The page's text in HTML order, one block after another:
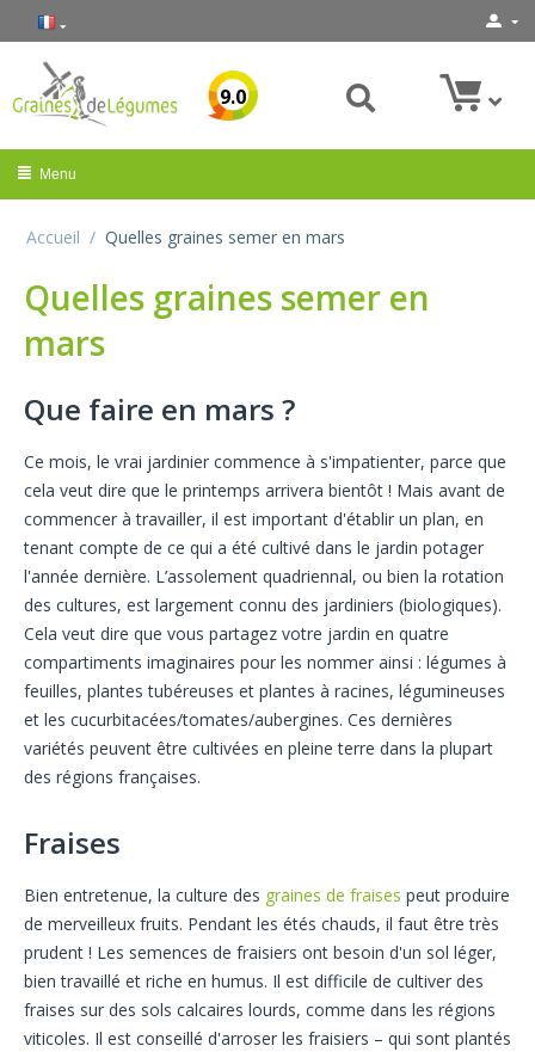
9.0
Menu
Accueil / Quelles graines semer en mars
Quelles graines semer en
mars
Que faire en mars ?
Ce mois, le vrai jardinier commence à s'impatienter, parce que
cela veut dire que le printemps arrivera bientôt ! Mais avant de
commencer à travailler, il est important d'établir un plan, en
tenant compte de ce qui a été cultivé dans le jardin potager
l'année dernière. L’assolement quadriennal, ou bien la rotation
des cultures, est largement connu des jardiniers (biologiques).
Cela veut dire que vous partagez votre jardin en quatre
compartiments imaginaires pour les nommer ainsi : légumes à
feuilles, plantes tubéreuses et plantes à racines, légumineuses
et les cucurbitacées/tomates/aubergines. Ces dernières
variétés peuvent être cultivées en pleine terre dans la plupart
des régions françaises.
Fraises
Bien entretenue, la culture des graines de fraises peut produire
de merveilleux fruits. Pendant les étés chauds, il faut être très
prudent ! Les semences de fraisiers ont besoin d'un sol léger,
bien travaillé et riche en humus. Il est difficile de cultiver des
fraises sur des sols calcaires lourds, comme dans les régions
viticoles. Il est conseillé d'arroser les fraisiers – qui sont plantés